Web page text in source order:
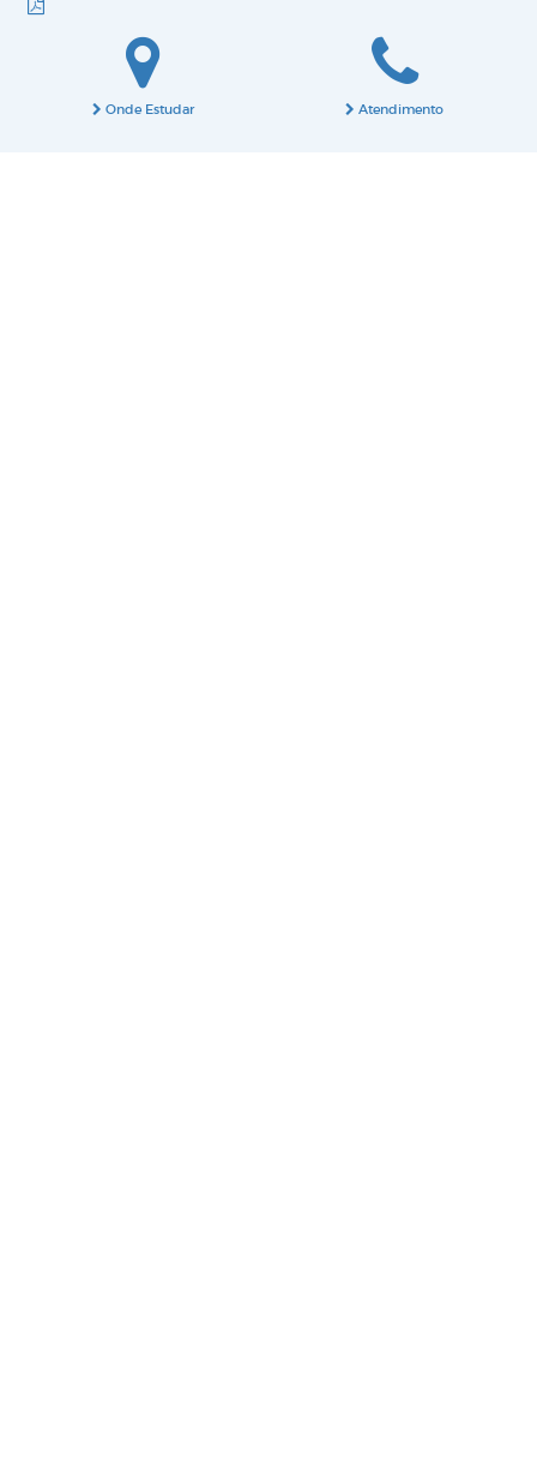
Onde Estudar Atendimento